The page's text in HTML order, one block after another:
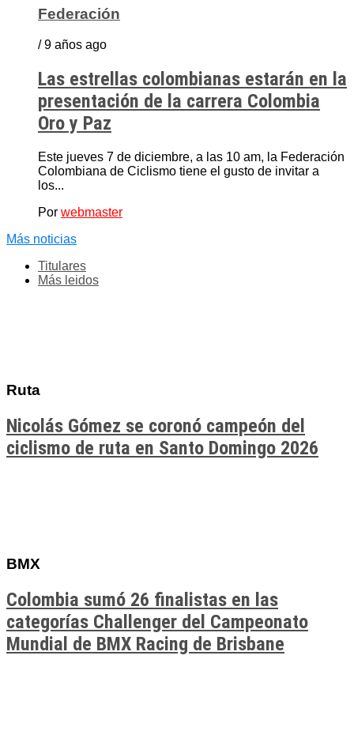
Federación
/ 9 años ago
Las estrellas colombianas estarán en la
presentación de la carrera Colombia
Oro y Paz
Este jueves 7 de diciembre, a las 10 am, la Federación
Colombiana de Ciclismo tiene el gusto de invitar a
los...
Por webmaster
Más noticias
Titulares
Más leidos
Ruta
Nicolás Gómez se coronó campeón del
ciclismo de ruta en Santo Domingo 2026
BMX
Colombia sumó 26 finalistas en las
categorías Challenger del Campeonato
Mundial de BMX Racing de Brisbane